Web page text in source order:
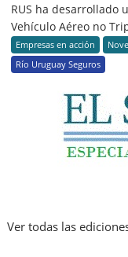
RUS ha desarrollado
Vehículo Aéreo no
Empresas en acción
Río Uruguay Seguros
Ver todas las